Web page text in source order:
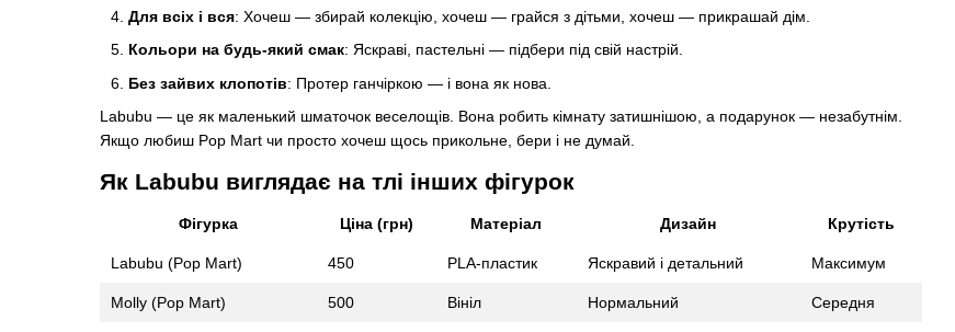
Для всіх і вся: Хочеш — збирай колекцію, хочеш — грайся з дітьми, хочеш — прикрашай дім.
Кольори на будь-який смак: Яскраві, пастельні — підбери під свій настрій.
Без зайвих клопотів: Протер ганчіркою — і вона як нова.
Labubu — це як маленький шматочок веселощів. Вона робить кімнату затишнішою, а подарунок — незабутнім.
Якщо любиш Pop Mart чи просто хочеш щось прикольне, бери і не думай.
Як Labubu виглядає на тлі інших фігурок
Фігурка Ціна (грн) Матеріал Дизайн Крутість
Labubu (Pop Mart) 450 PLA-пластик Яскравий і детальний Максимум
Molly (Pop Mart) 500 Вініл Нормальний Середня